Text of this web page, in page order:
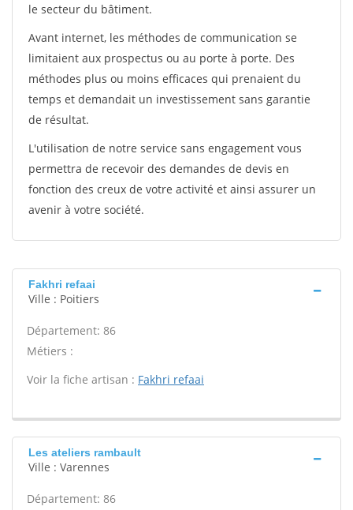
le secteur du bâtiment.
Avant internet, les méthodes de communication se
limitaient aux prospectus ou au porte à porte. Des
méthodes plus ou moins efficaces qui prenaient du
temps et demandait un investissement sans garantie
de résultat.
L'utilisation de notre service sans engagement vous
permettra de recevoir des demandes de devis en
fonction des creux de votre activité et ainsi assurer un
avenir à votre société.
Fakhri refaai
Ville : Poitiers
Département: 86
Métiers :
Voir la fiche artisan : Fakhri refaai
Les ateliers rambault
Ville : Varennes
Département: 86